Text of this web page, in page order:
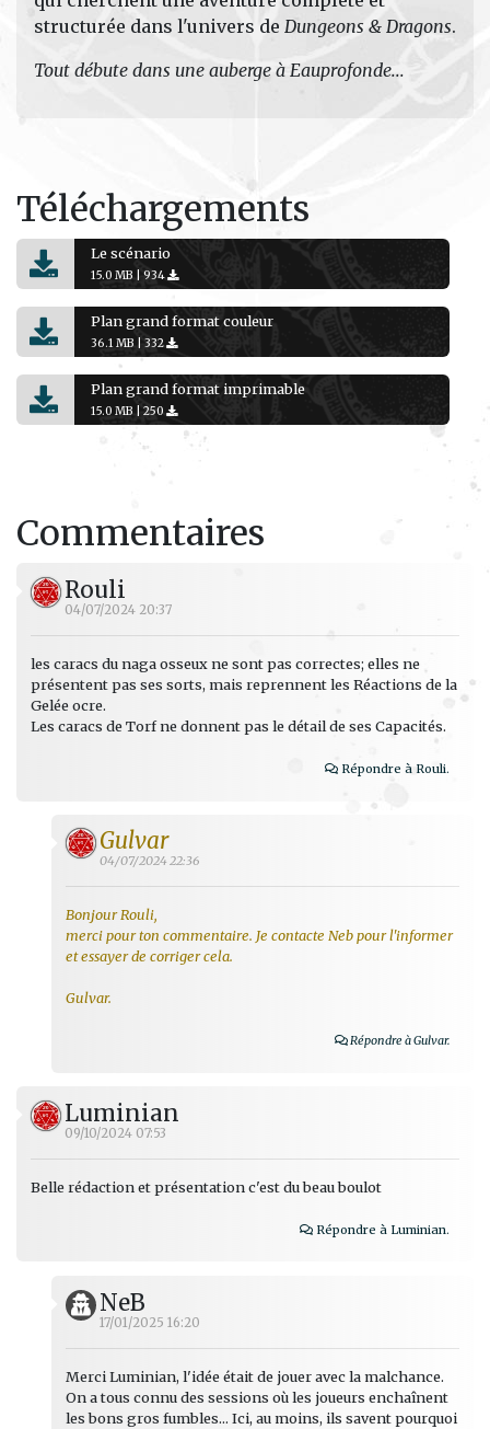
structurée dans l'univers de Dungeons & Dragons.
Tout débute dans une auberge à Eauprofonde...
Téléchargements
Le scénario
15.0 MB |934
Plan grand format couleur
36.1 MB |332
Plan grand format imprimable
15.0 MB |250
Commentaires
Rouli
04/07/2024 20:37
les caracs du naga osseux ne sont pas correctes; elles ne
présentent pas ses sorts, mais reprennent les Réactions de la
Gelée ocre.
Les caracs de Torf ne donnent pas le détail de ses Capacités.
Répondre à Rouli.
Gulvar
04/07/2024 22:36
Bonjour Rouli,
merci pour ton commentaire. Je contacte Neb pour l'informer
et essayer de corriger cela.
Gulvar.
Répondre à Gulvar.
Luminian
09/10/2024 07:53
Belle rédaction et présentation c'est du beau boulot
Répondre à Luminian.
NeB
17/01/2025 16:20
Merci Luminian, l'idée était de jouer avec la malchance.
On a tous connu des sessions où les joueurs enchaînent
les bons gros fumbles... Ici, au moins, ils savent pourquoi